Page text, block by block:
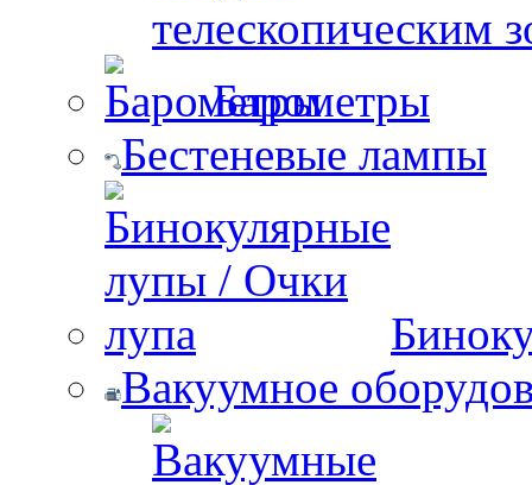
телескопическим
Барометры
Бестеневые лампы
Вакуумное